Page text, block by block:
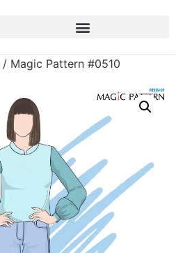
/ Magic Pattern #0510